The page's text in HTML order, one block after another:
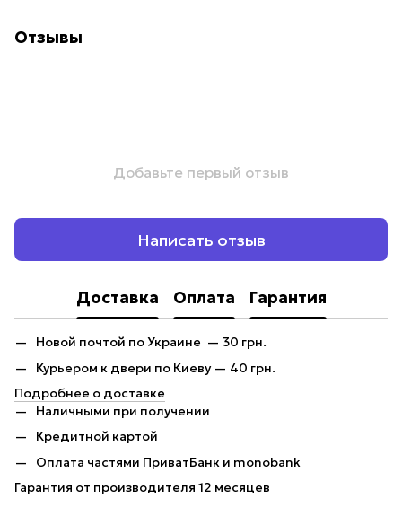
Отзывы
Добавьте первый отзыв
Написать отзыв
Доставка Оплата Гарантия
Новой почтой по Украине — 30 грн.
Курьером к двери по Киеву — 40 грн.
Подробнее о доставке
Наличными при получении
Кредитной картой
Оплата частями ПриватБанк и monobank
Гарантия от производителя 12 месяцев